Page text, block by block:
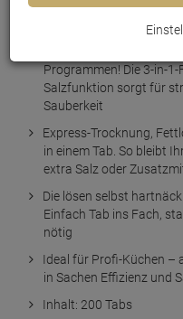
Programmen! Die 3-in-
Salzfunktion sorgt für
Sauberkeit
Express-Trocknung,
in einem Tab. So bleibt
extra Salz oder
Die lösen selbst
Einfach Tab ins Fach,
nötig
Ideal für Profi-Küchen –
in Sachen Effizienz und
Inhalt: 200 Tabs